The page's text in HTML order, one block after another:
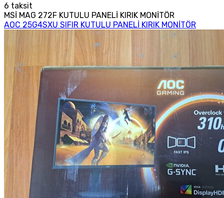
6 taksit
MSİ MAG 272F KUTULU PANELİ KIRIK MONİTÖR
AOC 25G4SXU SIFIR KUTULU PANELİ KIRIK MONİTÖR